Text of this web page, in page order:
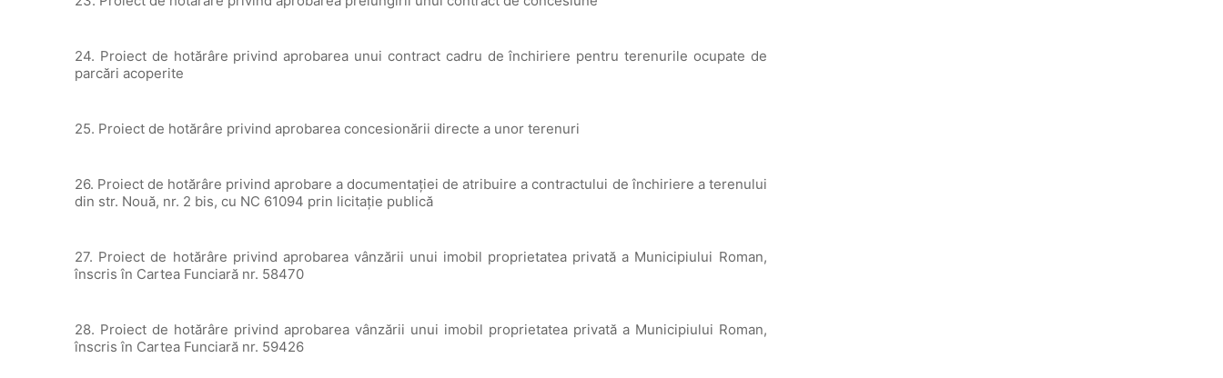
24. Proiect de hotărâre privind aprobarea unui contract cadru de închiriere pentru terenurile ocupate de
parcări acoperite
25. Proiect de hotărâre privind aprobarea concesionării directe a unor terenuri
26. Proiect de hotărâre privind aprobare a documentației de atribuire a contractului de închiriere a terenului
din str. Nouă, nr. 2 bis, cu NC 61094 prin licitație publică
27. Proiect de hotărâre privind aprobarea vânzării unui imobil proprietatea privată a Municipiului Roman,
înscris în Cartea Funciară nr. 58470
28. Proiect de hotărâre privind aprobarea vânzării unui imobil proprietatea privată a Municipiului Roman,
înscris în Cartea Funciară nr. 59426